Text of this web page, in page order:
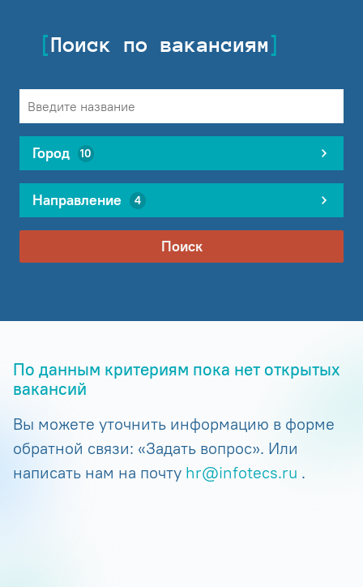
Поиск по вакансиям
Город 10
Направление 4
Поиск
По данным критериям пока нет открытых
вакансий
Вы можете уточнить информацию в форме
обратной связи: «Задать вопрос». Или
написать нам на почту hr@infotecs.ru .